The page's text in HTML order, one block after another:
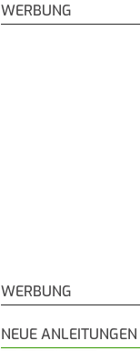
WERBUNG
WERBUNG
NEUE ANLEITUNGEN